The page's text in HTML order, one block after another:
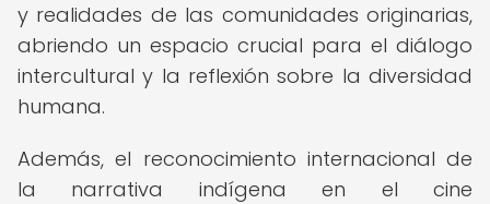
y realidades de las comunidades originarias,
abriendo un espacio crucial para el diálogo
intercultural y la reflexión sobre la diversidad
humana.
Además, el reconocimiento internacional de
la narrativa indígena en el cine